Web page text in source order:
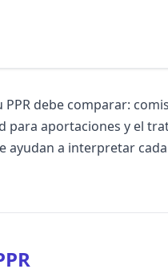
debe comparar:
para aportaciones y el
ayudan a interpretar